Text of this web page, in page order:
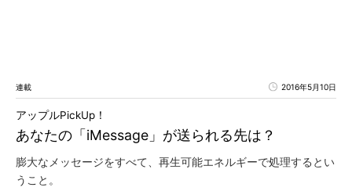
連載 2016年5月10日
あなたの「iMessage」が送られる先は？
アップルPickUp！
膨大なメッセージをすべて、再生可能エネルギーで処理するとい
うこと。